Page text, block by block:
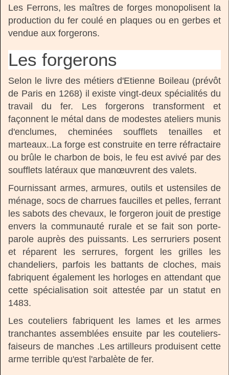
Les Ferrons, les maîtres de forges monopolisent la
production du fer coulé en plaques ou en gerbes et
vendue aux forgerons.
Les forgerons
Selon le livre des métiers d'Etienne Boileau (prévôt
de Paris en 1268) il existe vingt-deux spécialités du
travail du fer. Les forgerons transforment et
façonnent le métal dans de modestes ateliers munis
d'enclumes, cheminées soufflets tenailles et
marteaux..La forge est construite en terre réfractaire
ou brûle le charbon de bois, le feu est avivé par des
soufflets latéraux que manœuvrent des valets.
Fournissant armes, armures, outils et ustensiles de
ménage, socs de charrues faucilles et pelles, ferrant
les sabots des chevaux, le forgeron jouit de prestige
envers la communauté rurale et se fait son porte-
parole auprès des puissants. Les serruriers posent
et réparent les serrures, forgent les grilles les
chandeliers, parfois les battants de cloches, mais
fabriquent également les horloges en attendant que
cette spécialisation soit attestée par un statut en
1483.
Les couteliers fabriquent les lames et les armes
tranchantes assemblées ensuite par les couteliers-
faiseurs de manches .Les artilleurs produisent cette
arme terrible qu'est l'arbalète de fer.